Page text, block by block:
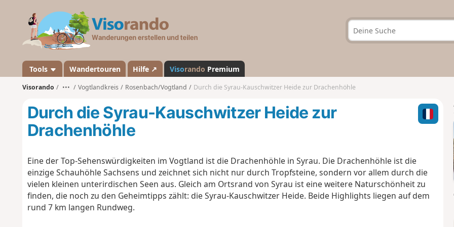
a
n
d
Tools Wandertouren Hilfe ↗ Visorando Premium
Visorando ••• Vogtlandkreis Rosenbach/Vogtland Durch die Syrau-Kauschwitzer Heide zur Drachenhöhle
Durch die Syrau-Kauschwitzer Heide zur
Drachenhöhle
Eine der Top-Sehenswürdigkeiten im Vogtland ist die Drachenhöhle in Syrau. Die Drachenhöhle ist die
einzige Schauhöhle Sachsens und zeichnet sich nicht nur durch Tropfsteine, sondern vor allem durch die
vielen kleinen unterirdischen Seen aus. Gleich am Ortsrand von Syrau ist eine weitere Naturschönheit zu
finden, die noch zu den Geheimtipps zählt: die Syrau-Kauschwitzer Heide. Beide Highlights liegen auf dem
rund 7 km langen Rundweg.